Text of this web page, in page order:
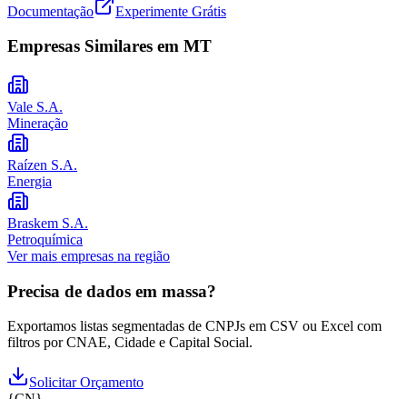
Documentação Experimente Grátis
Empresas Similares em MT
Vale S.A.
Mineração
Raízen S.A.
Energia
Braskem S.A.
Petroquímica
Ver mais empresas na região
Precisa de dados em massa?
Exportamos listas segmentadas de CNPJs em CSV ou Excel com
filtros por CNAE, Cidade e Capital Social.
Solicitar Orçamento